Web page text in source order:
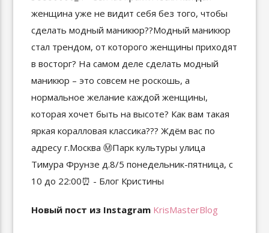
Новый пост из Instagram KrisMasterBlog